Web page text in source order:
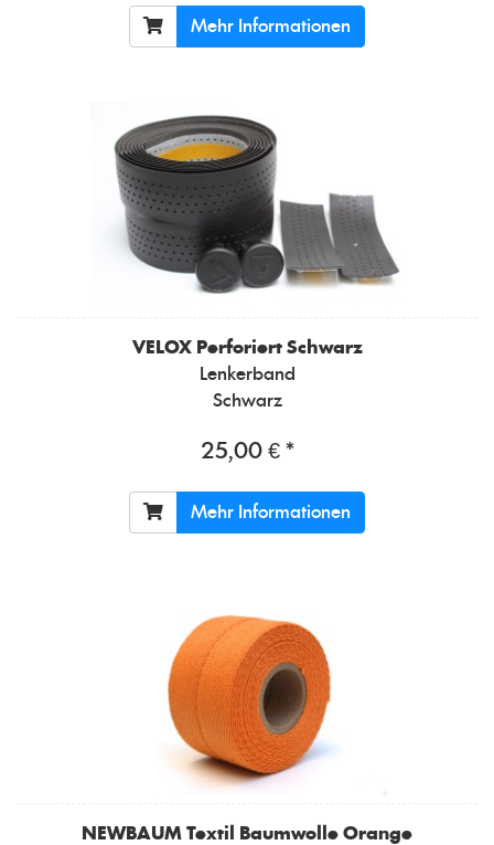
Mehr Informationen
VELOX Perforiert Schwarz
Lenkerband
Schwarz
25,00 € *
Mehr Informationen
NEWBAUM Textil Baumwolle Orange